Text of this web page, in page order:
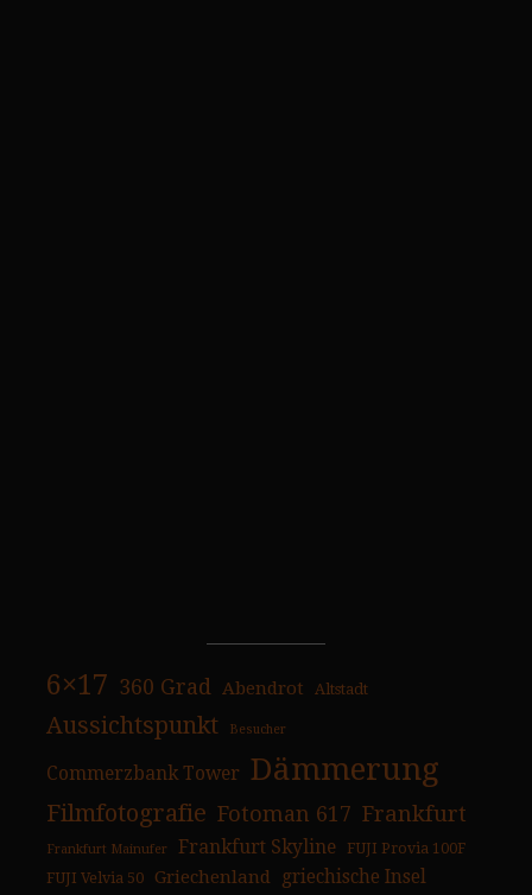
6×17 360 Grad Abendrot Altstadt
Aussichtspunkt Besucher
Commerzbank Tower Dämmerung
Filmfotografie Fotoman 617 Frankfurt
Frankfurt Mainufer Frankfurt Skyline
FUJI Provia 100F
FUJI Velvia 50
Griechenland griechische Insel